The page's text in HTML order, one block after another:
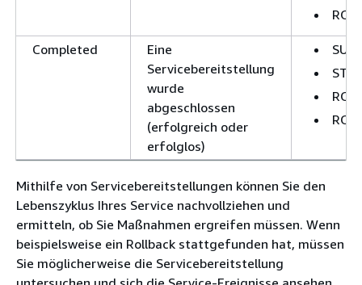
Completed
Eine
Servicebereitstellung
wurde
abgeschlossen
(erfolgreich oder
erfolglos)
Mithilfe von Servicebereitstellungen können Sie den
Lebenszyklus Ihres Service nachvollziehen und
ermitteln, ob Sie Maßnahmen ergreifen müssen. Wenn
beispielsweise ein Rollback stattgefunden hat, müssen
Sie möglicherweise die Servicebereitstellung